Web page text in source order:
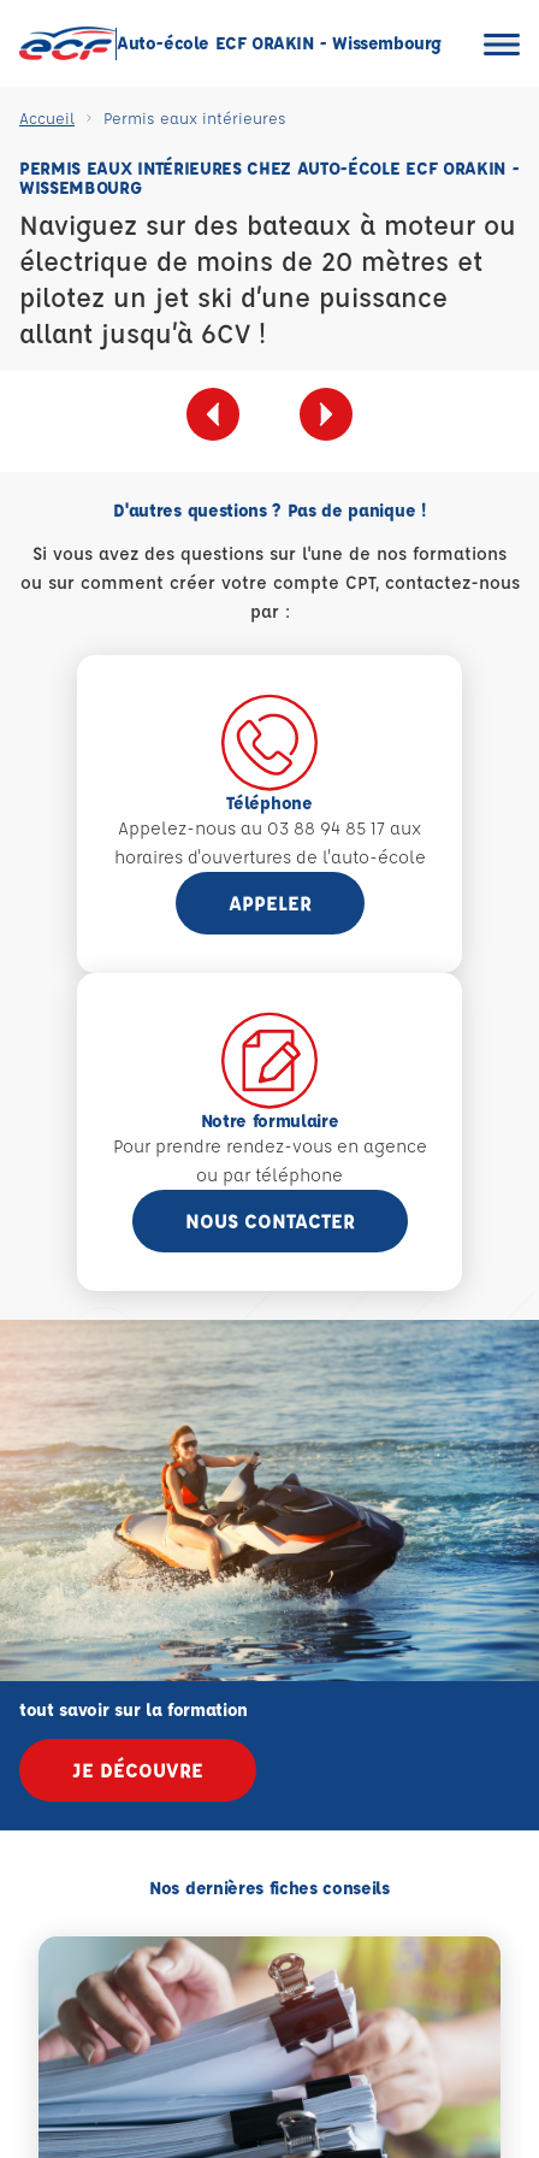
Auto-école ECF ORAKIN - Wissembourg
Accueil Permis eaux intérieures
PERMIS EAUX INTÉRIEURES CHEZ AUTO-ÉCOLE ECF ORAKIN -
WISSEMBOURG
Naviguez sur des bateaux à moteur ou
électrique de moins de 20 mètres et
pilotez un jet ski d’une puissance
allant jusqu’à 6CV !
D'autres questions ? Pas de panique !
Si vous avez des questions sur l'une de nos formations
ou sur comment créer votre compte CPT, contactez-nous
par :
Téléphone
Appelez-nous au 03 88 94 85 17 aux
horaires d'ouvertures de l'auto-école
APPELER
Notre formulaire
Pour prendre rendez-vous en agence
ou par téléphone
NOUS CONTACTER
tout savoir sur la formation
JE DÉCOUVRE
Nos dernières fiches conseils